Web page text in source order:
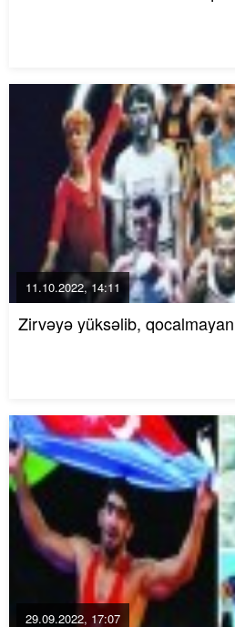
11.10.2022, 14:11
Zirvəyə yüksəlib,
29.09.2022, 17:07